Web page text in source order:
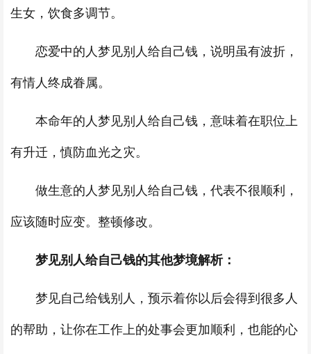
生女，饮食多调节。
恋爱中的人梦见别人给自己钱，说明虽有波折，
有情人终成眷属。
本命年的人梦见别人给自己钱，意味着在职位上
有升迁，慎防血光之灾。
做生意的人梦见别人给自己钱，代表不很顺利，
应该随时应变。整顿修改。
梦见别人给自己钱的其他梦境解析：
梦见自己给钱别人，预示着你以后会得到很多人
的帮助，让你在工作上的处事会更加顺利，也能的心